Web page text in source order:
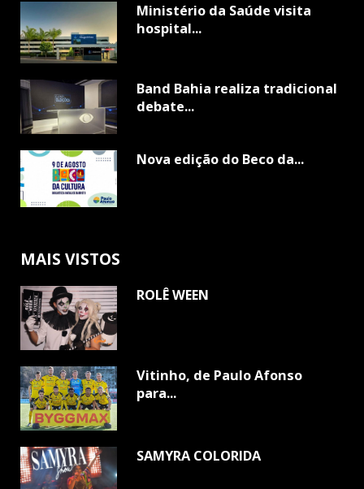
Ministério da Saúde visita
hospital...
Band Bahia realiza tradicional
debate...
Nova edição do Beco da...
MAIS VISTOS
ROLÊ WEEN
Vitinho, de Paulo Afonso
para...
SAMYRA COLORIDA